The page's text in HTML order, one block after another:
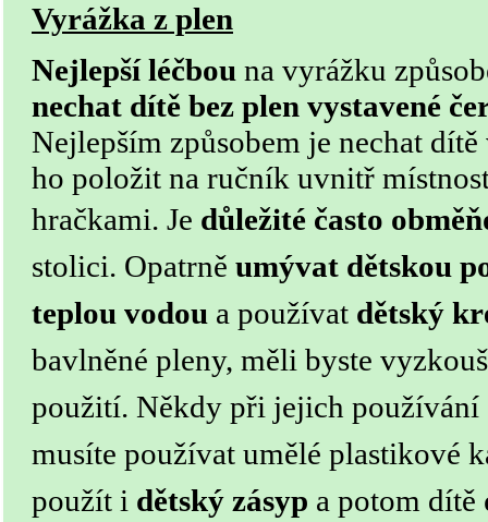
Vyrážka z plen
Nejlepší léčbou na vyrážku
nechat dítě bez plen vystavené
Nejlepším způsobem je nechat dítě
ho položit na ručník uvnitř
hračkami. Je důležité často
stolici. Opatrně umývat dětskou
teplou vodou a používat dětský
bavlněné pleny, měli byste
použití. Někdy při jejich používání
musíte používat umělé plastikové
použít i dětský zásyp a potom dítě